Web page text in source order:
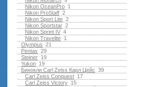
1
Nikon OceanPro
2
Nikon ProStaff
2
Nikon Sport Lite
2
Nikon Sportstar
4
Nikon Sprint IV
1
Nikon Travelite
21
Olympus
29
Pentax
19
Steiner
19
Yukon
39
Бинокли Carl Zeiss Карл Цейс
17
Carl Zeiss Conquest
15
Carl Zeiss Victory